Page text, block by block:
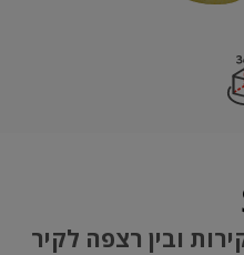
ובין רצפה לקיר